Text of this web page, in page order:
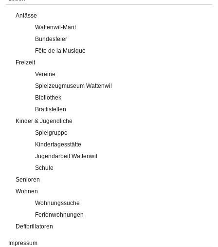
Anlässe
Wattenwil-Märit
Bundesfeier
Fête de la Musique
Freizeit
Vereine
Spielzeugmuseum Wattenwil
Bibliothek
Brätlistellen
Kinder & Jugendliche
Spielgruppe
Kindertagesstätte
Jugendarbeit Wattenwil
Schule
Senioren
Wohnen
Wohnungssuche
Ferienwohnungen
Defibrillatoren
Impressum